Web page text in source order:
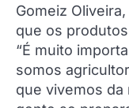
Gomeiz
que os
“É muito
somos
que vivemos da